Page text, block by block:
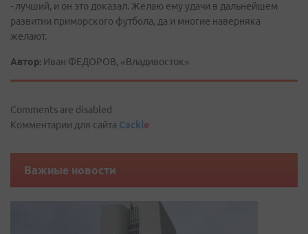
- лучший, и он это доказал. Желаю ему удачи в дальнейшем
развитии приморского футбола, да и многие наверняка
желают.
Автор: Иван ФЕДОРОВ, «Владивосток»
Comments are disabled
Комментарии для сайта Cackle
Важные новости